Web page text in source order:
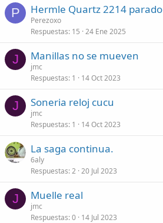
P Hermle Quartz 2214 parado
Perezoxo
Respuestas 15 24 Ene 2025
J Manillas no se mueven
jmc
Respuestas 1 14 Oct 2023
J Soneria reloj cucu
jmc
Respuestas 1 14 Oct 2023
La saga continua.
6aly
Respuestas 2 20 Jul 2023
J Muelle real
jmc
Respuestas 0 14 Jul 2023